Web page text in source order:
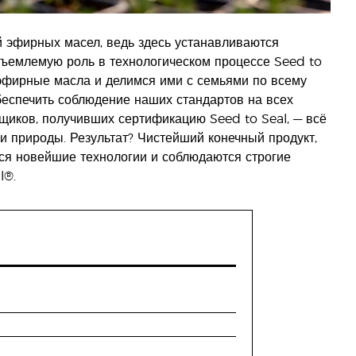
масел, ведь здесь устанавливаются
роль в технологическом процессе Seed to
масла и делимся ими с семьями по всему
соблюдение наших стандартов на всех
получивших сертификацию Seed to Seal, — всё
Результат? Чистейший конечный продукт,
новейшие технологии и соблюдаются строгие